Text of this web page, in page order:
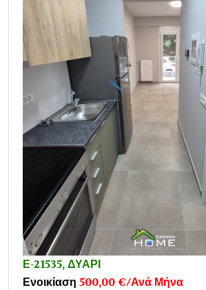
Ε-21535, ΔΥΑΡΙ
Ενοικίαση 500,00 €/Ανά Μήνα